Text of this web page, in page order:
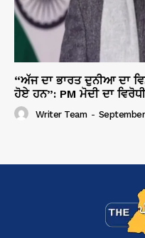
“ਅੱਜ ਦਾ ਭਾਰਤ ਦੁਨੀਆ ਦਾ
ਹੋਏ ਹਨ”: PM ਮੋਦੀ ਦਾ
Writer Team -